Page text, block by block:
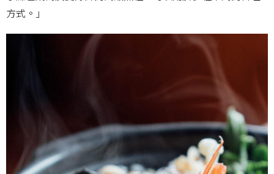
方式。」